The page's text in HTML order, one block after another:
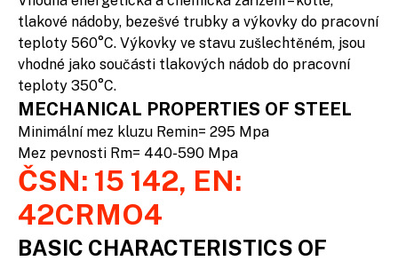
tlakové nádoby, bezešvé trubky a výkovky do pracovní
teploty 560°C. Výkovky ve stavu zušlechtěném, jsou
vhodné jako součásti tlakových nádob do pracovní
teploty 350°C.
MECHANICAL PROPERTIES OF STEEL
Minimální mez kluzu Remin= 295 Mpa
Mez pevnosti Rm= 440-590 Mpa
ČSN: 15 142, EN:
42CRMO4
BASIC CHARACTERISTICS OF